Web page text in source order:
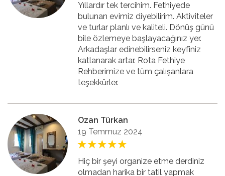
Yıllardır tek tercihim. Fethiyede
bulunan evimiz diyebilirim. Aktiviteler
ve turlar planlı ve kaliteli. Dönüş günü
bile özlemeye başlayacağınız yer.
Arkadaşlar edinebilirseniz keyfiniz
katlanarak artar. Rota Fethiye
Rehberimize ve tüm çalışanlara
teşekkürler.
Ozan Türkan
19 Temmuz 2024
Hiç bir şeyi organize etme derdiniz
olmadan harika bir tatil yapmak